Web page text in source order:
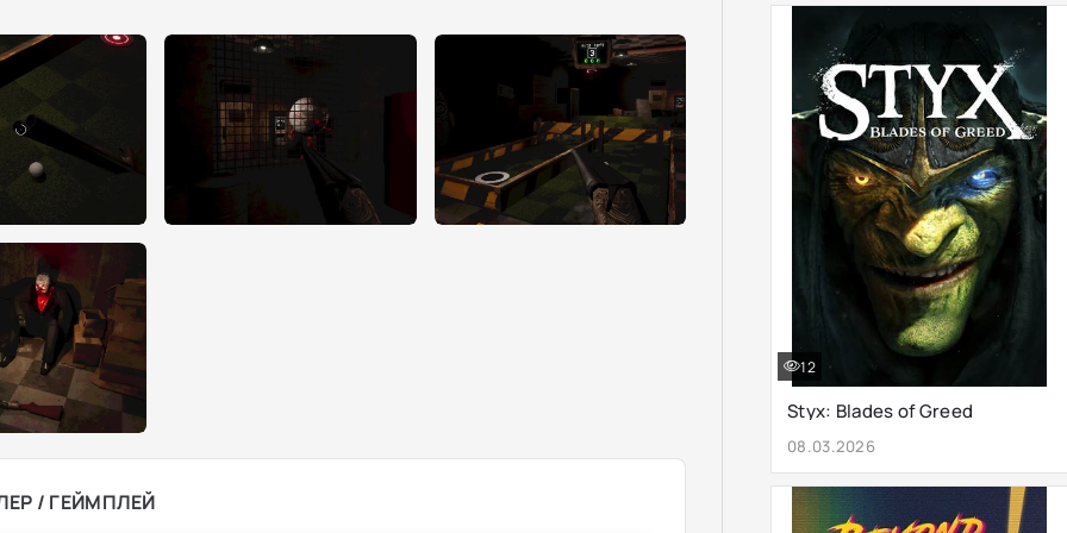
/ ГЕЙМПЛЕЙ
Styx: Blades of Greed
08.03.2026
12